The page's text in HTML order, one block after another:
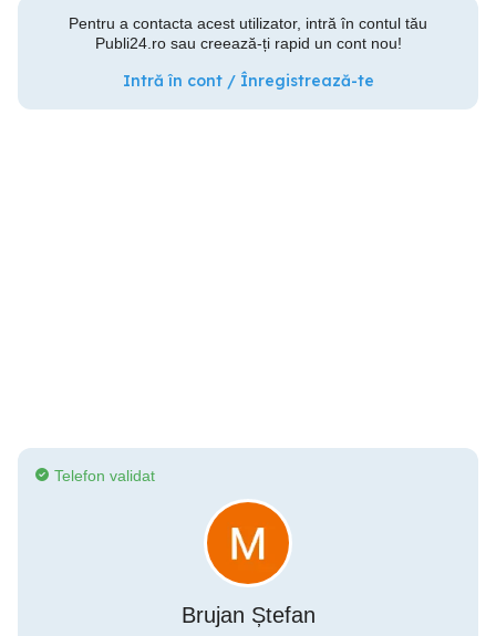
Pentru a contacta acest utilizator, intră în contul tău
Publi24.ro sau creează-ți rapid un cont nou!
Intră în cont / Înregistrează-te
Telefon validat
Brujan Ștefan